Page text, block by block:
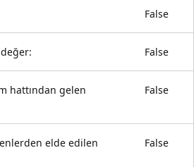
False
False
hattından gelen
False
elde edilen
False